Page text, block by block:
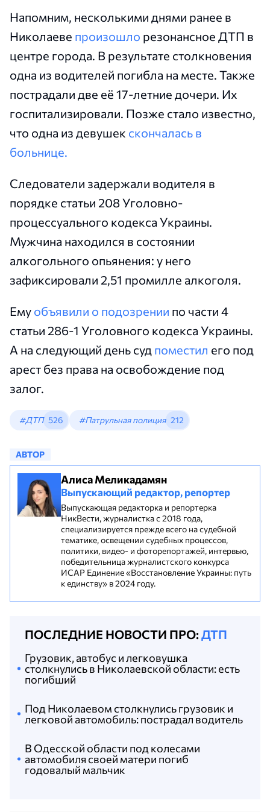
Напомним, несколькими днями ранее в
Николаеве произошло резонансное ДТП в
центре города. В результате столкновения
одна из водителей погибла на месте. Также
пострадали две её 17-летние дочери. Их
госпитализировали. Позже стало известно,
что одна из девушек скончалась в
больнице.
Следователи задержали водителя в
порядке статьи 208 Уголовно-
процессуального кодекса Украины.
Мужчина находился в состоянии
алкогольного опьянения: у него
зафиксировали 2,51 промилле алкоголя.
Ему объявили о подозрении по части 4
статьи 286-1 Уголовного кодекса Украины.
А на следующий день суд поместил его под
арест без права на освобождение под
залог.
#ДТП 526 #Патрульная полиция 212
АВТОР
Алиса Меликадамян
Выпускающий редактор, репортер
Выпускающая редакторка и репортерка
НикВести, журналистка с 2018 года,
специализируется прежде всего на судебной
тематике, освещении судебных процессов,
политики, видео- и фоторепортажей, интервью,
победительница журналистского конкурса
ИСАР Единение «Восстановление Украины: путь
к единству» в 2024 году.
ПОСЛЕДНИЕ НОВОСТИ ПРО:ДТП
В Одесской области под колесами
автомобиля своей матери погиб
годовалый мальчик
Под Николаевом столкнулись грузовик и
легковой автомобиль: пострадал водитель
Грузовик, автобус и легковушка
столкнулись в Николаевской области: есть
погибший